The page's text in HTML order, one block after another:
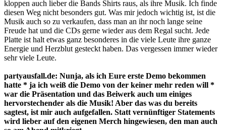
kloppen auch lieber die Bands Shirts raus, als ihre Musik. Ich finde
diesen Weg nicht besonders gut. Was mir jedoch wichtig ist, ist die
Musik auch so zu verkaufen, dass man an ihr noch lange seine
Freude hat und die CDs gerne wieder aus dem Regal sucht. Jede
Platte ist halt etwas ganz besonderes in die viele Leute ihre ganze
Energie und Herzblut gesteckt haben. Das vergessen immer wieder
sehr viele Leute.
partyausfall.de: Nunja, als ich Eure erste Demo bekommen
hatte * ja ich weiß die Demo von der keiner mehr reden will *
war die Präsentation und das Beiwerk auch um einiges
hervorstechender als die Musik! Aber das was du bereits
sagtest, ist mir auch aufgefallen. Statt vernünftiger Statements
wird lieber auf den eigenen Merch hingewiesen, den man auch